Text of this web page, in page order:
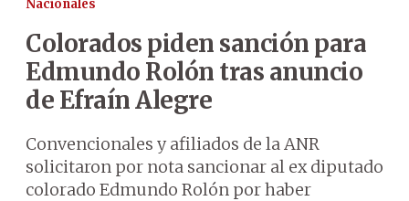
Nacionales
Colorados piden sanción para
Edmundo Rolón tras anuncio
de Efraín Alegre
Convencionales y afiliados de la ANR
solicitaron por nota sancionar al ex diputado
colorado Edmundo Rolón por haber